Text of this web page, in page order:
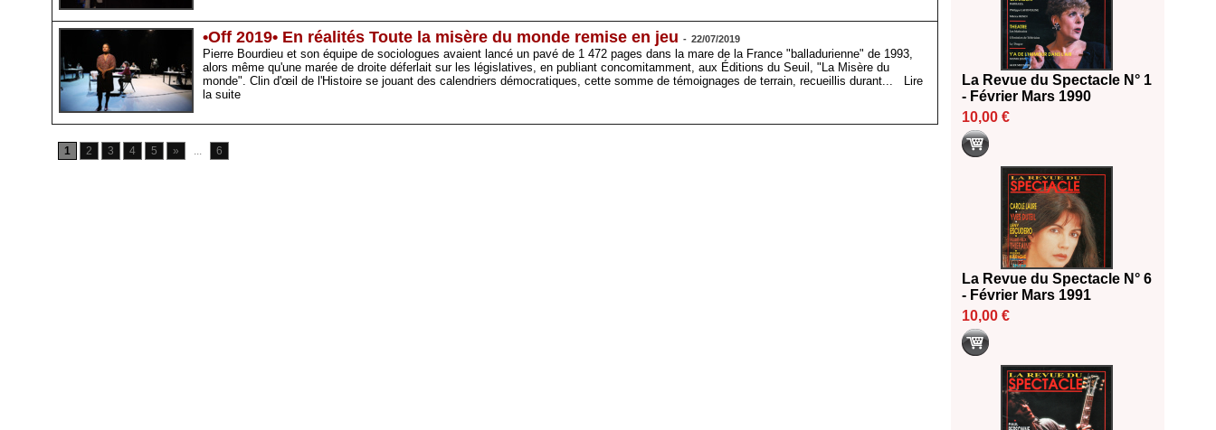
•Off 2019• En réalités Toute la misère du monde remise en jeu - 22/07/2019
Pierre Bourdieu et son équipe de sociologues avaient lancé un pavé de 1 472 pages dans la mare de la France "balladurienne" de 1993,
alors même qu'une marée de droite déferlait sur les législatives, en publiant concomitamment, aux Éditions du Seuil, "La Misère du
monde". Clin d'œil de l'Histoire se jouant des calendriers démocratiques, cette somme de témoignages de terrain, recueillis durant...
Lire
la suite
1 2 3 4 5 » ... 6
La Revue du Spectacle N° 1
- Février Mars 1990
10,00 €
La Revue du Spectacle N° 6
- Février Mars 1991
10,00 €